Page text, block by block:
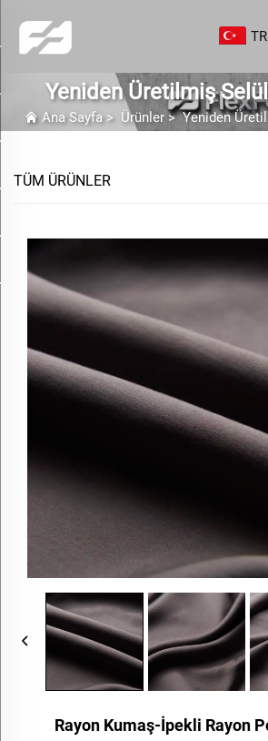
TR
Yeniden Üretilmiş
Ana Sayfa> Ürünler>Yeniden
TÜM ÜRÜNLER
Rayon Kumaş-İpekli Rayon